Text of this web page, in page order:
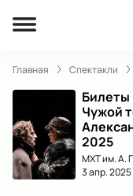
Главная Спектакли
Билеты
Чужой
2025
МХТ им. А.
3 апр. 2025